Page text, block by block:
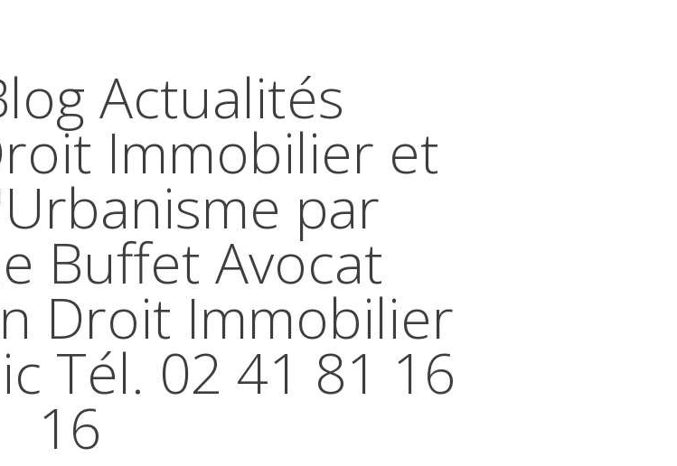
Actualités
Immobilier et
par
Buffet Avocat
Droit Immobilier
Tél. 02 41 81 16
16